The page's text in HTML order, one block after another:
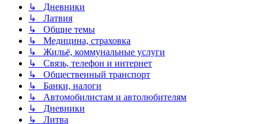
↳ Дневники
↳ Латвия
↳ Общие темы
↳ Медицина, страховка
↳ Жильё, коммунальные услуги
↳ Связь, телефон и интернет
↳ Общественный транспорт
↳ Банки, налоги
↳ Автомобилистам и автолюбителям
↳ Дневники
↳ Литва